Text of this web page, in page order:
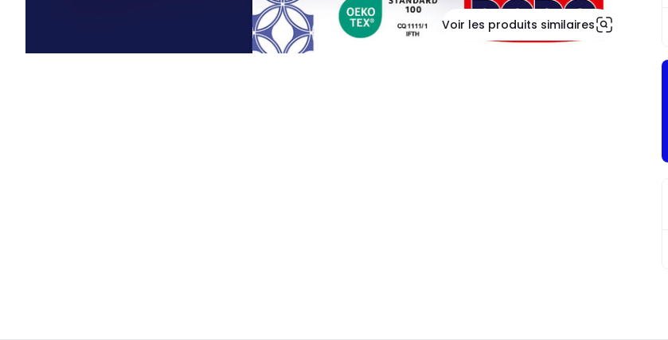
Voir les produits similaires